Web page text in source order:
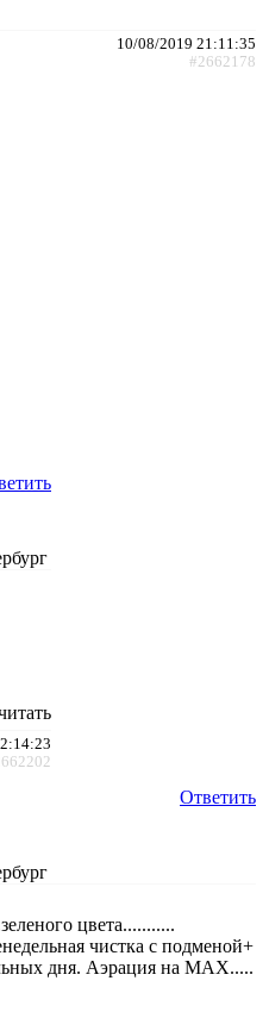
10/08/2019 21:11:35
#2662178
Ответить
цвета...........
чистка с подменой+
дня. Аэрация на MAX.....